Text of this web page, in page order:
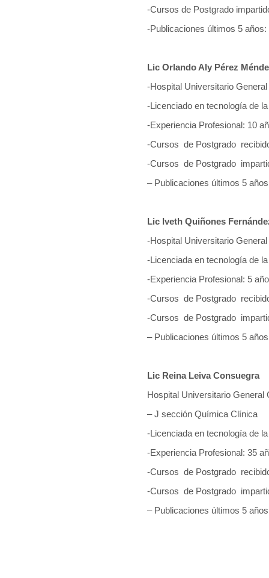
-Cursos de Postgrado
-Publicaciones últimos 5 años:
Lic Orlando Aly Pérez
-Hospital Universitario
-Licenciado en tecnología de
-Experiencia Profesional: 10
-Cursos de Postgrado
-Cursos de Postgrado
– Publicaciones últimos 5
Lic Iveth Quiñones
-Hospital Universitario
-Licenciada en tecnología de
-Experiencia Profesional: 5
-Cursos de Postgrado
-Cursos de Postgrado
– Publicaciones últimos 5
Lic Reina Leiva Consuegra
Hospital Universitario General
– J sección Química Clínica
-Licenciada en tecnología de
-Experiencia Profesional: 35
-Cursos de Postgrado
-Cursos de Postgrado
– Publicaciones últimos 5